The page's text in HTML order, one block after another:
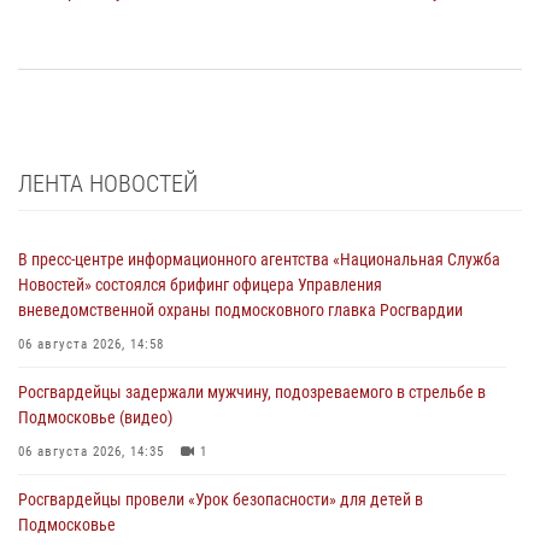
ЛЕНТА НОВОСТЕЙ
В пресс-центре информационного агентства «Национальная Служба
Новостей» состоялся брифинг офицера Управления
вневедомственной охраны подмосковного главка Росгвардии
06 августа 2026, 14:58
Росгвардейцы задержали мужчину, подозреваемого в стрельбе в
Подмосковье (видео)
06 августа 2026, 14:35 1
Росгвардейцы провели «Урок безопасности» для детей в
Подмосковье